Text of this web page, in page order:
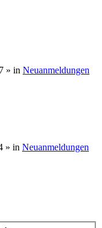
» in Neuanmeldungen
» in Neuanmeldungen